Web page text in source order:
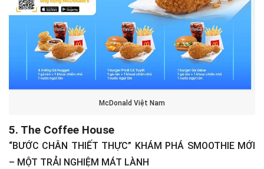
McDonald Việt Nam
5. The Coffee House
“BƯỚC CHÂN THIẾT THỰC” KHÁM PHÁ SMOOTHIE MỚI
– MỘT TRẢI NGHIỆM MÁT LÀNH